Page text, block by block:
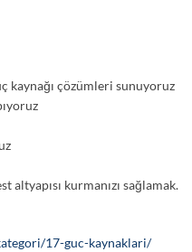
kaynağı çözümleri sunuyoruz
altyapısı kurmanızı sağlamak.
17-guc-kaynaklari/